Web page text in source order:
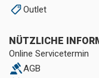
Outlet
NÜTZLICHE
Online Servicetermin
AGB